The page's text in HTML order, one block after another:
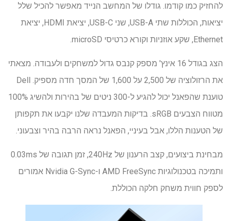
להחזיק כמו קודמו. גודלו של המחשב הנייד מאפשר להכיל שלל
יציאות, הכוללות שתי USB-A, שני USB-C, יציאת HDMI, יציאת
Ethernet, שקע אוזניות וקורא כרטיסי microSD.
הצג בגודל 16 אינץ' מספק קנבס גדול למשחקים ולעבודה. מצאתי
את הרזולוציה של 2,500 על 1,600 של המסך חדה מספיק. Dell
טוענת שהפאנל יכול להגיע ל-300 ניטים של בהירות ולהשיג 100%
מטווח הצבעים sRGB. בדיקות המעבדה שלנו יקבעו את תקפותן
של הטענות הללו, אבל בעיניי, הפאנל נראה הרבה בהיר וצבעוני.
מבחינת ביצועים, קצב הרענון של 240Hz, זמן תגובה של 0.03ms
ותמיכה בטכנולוגיות AMD FreeSync ו-Nvidia G-Sync אמורים
לספק חווית משחק חלקה הכוללת.